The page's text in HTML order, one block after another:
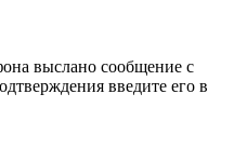
выслано сообщение с
введите его в